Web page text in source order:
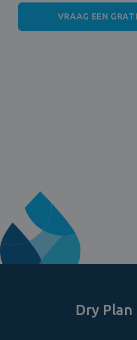
VRAAG EEN
Dry